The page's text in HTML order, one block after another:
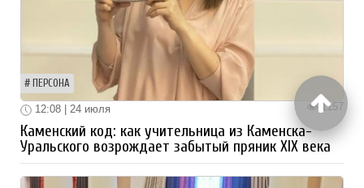
ПЕРСОНА
1157
12:08 | 24 июля
Каменский код: как учительница из Каменска-
Уральского возрождает забытый пряник XIX века